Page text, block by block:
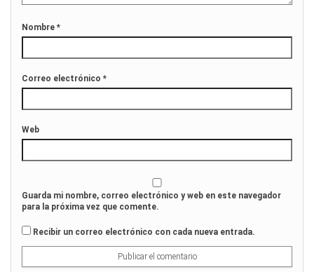
Nombre *
Correo electrónico *
Web
Guarda mi nombre, correo electrónico y web en este navegador
para la próxima vez que comente.
Recibir un correo electrónico con cada nueva entrada.